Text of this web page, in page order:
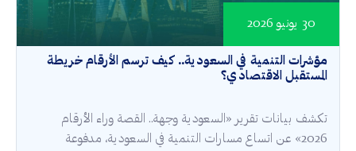
مؤشرات التنمية في السعودية.. كيف ترسم الأرقام خريطة
المستقبل الاقتصادي؟
30 يونيو 2026
تكشف بيانات تقرير «السعودية وجهة.. القصة وراء الأرقام
2026» عن اتساع مسارات التنمية في السعودية، مدفوعة